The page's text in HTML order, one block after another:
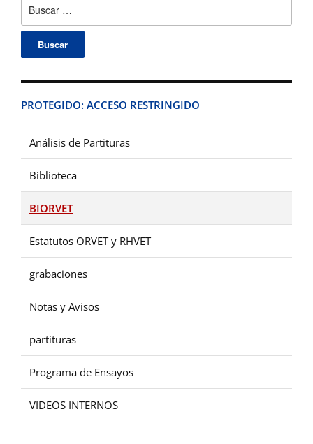
PROTEGIDO: ACCESO RESTRINGIDO
Análisis de Partituras
Biblioteca
BIORVET
Estatutos ORVET y RHVET
grabaciones
Notas y Avisos
partituras
Programa de Ensayos
VIDEOS INTERNOS